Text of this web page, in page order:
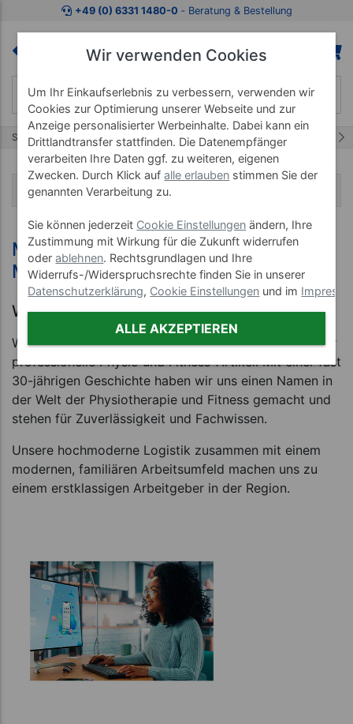
+49 (0) 6331 1480-0 ‐ Beratung & Bestellung
Start Karriere Stellenangebote Verwaltung
Navigation
Mitarbeiter E-Commerce
Marketplace (m/w/d)
Wer sind wir?
Wir sind ein europaweit agierender Versandhändler für
professionelle Physio und Fitness-Artikel. Mit einer fast
30-jährigen Geschichte haben wir uns einen Namen in
der Welt der Physiotherapie und Fitness gemacht und
stehen für Zuverlässigkeit und Fachwissen.
Unsere hochmoderne Logistik zusammen mit einem
modernen, familiären Arbeitsumfeld machen uns zu
einem erstklassigen Arbeitgeber in der Region.
Wir verwenden Cookies
Um Ihr Einkaufserlebnis zu verbessern, verwenden wir
Cookies zur Optimierung unserer Webseite und zur
Anzeige personalisierter Werbeinhalte. Dabei kann ein
Drittlandtransfer stattfinden. Die Datenempfänger
verarbeiten Ihre Daten ggf. zu weiteren, eigenen
Zwecken. Durch Klick aufalle erlauben stimmen Sie der
genannten Verarbeitung zu.
Sie können jederzeit Cookie Einstellungen ändern, Ihre
Zustimmung mit Wirkung für die Zukunft widerrufen
oderablehnen. Rechtsgrundlagen und Ihre
Widerrufs-/Widerspruchsrechte finden Sie in unserer
Datenschutzerklärung, Cookie Einstellungen und im
ALLE AKZEPTIEREN